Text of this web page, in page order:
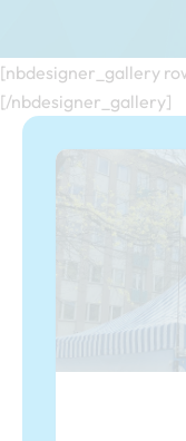
[nbdesigner_gallery
[/nbdesigner_gallery]